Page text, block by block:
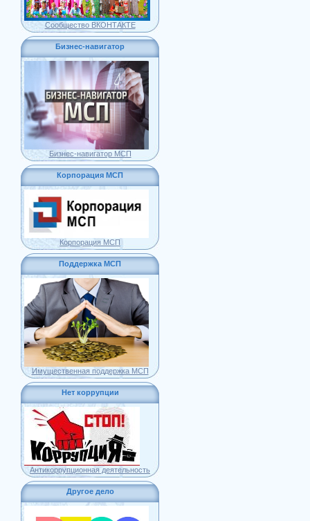
Сообщество ВКОНТАКТЕ
Бизнес-навигатор
Бизнес-навигатор МСП
Корпорация МСП
Корпорация МСП
Поддержка МСП
Имущественная поддержка МСП
Нет коррупции
Антикоррупционная деятельность
Другое дело